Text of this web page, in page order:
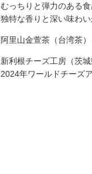
むっちりと弾力のある
独特な香りと深い味わい
阿里山金萱茶（台湾茶
新利根チーズ工房（茨城
2024年ワールドチーズ